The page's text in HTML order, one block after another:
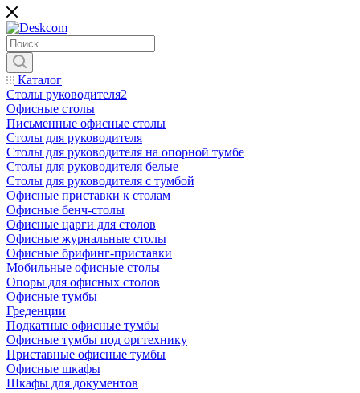
Каталог
Столы руководителя2
Офисные столы
Письменные офисные столы
Столы для руководителя
Столы для руководителя на опорной тумбе
Столы для руководителя белые
Столы для руководителя с тумбой
Офисные приставки к столам
Офисные бенч-столы
Офисные царги для столов
Офисные журнальные столы
Офисные брифинг-приставки
Мобильные офисные столы
Опоры для офисных столов
Офисные тумбы
Греденции
Подкатные офисные тумбы
Офисные тумбы под оргтехнику
Приставные офисные тумбы
Офисные шкафы
Шкафы для документов